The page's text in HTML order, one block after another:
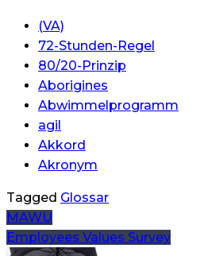
(VA)
72-Stunden-Regel
80/20-Prinzip
Aborigines
Abwimmelprogramm
agil
Akkord
Akronym
Tagged Glossar
Beitragsnavigation
MAWU
Employees Values Survey